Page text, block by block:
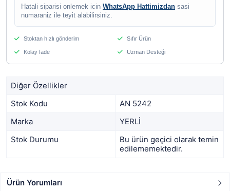
Hatali siparisi onlemek icin WhatsApp Hattimizdan sasi
numaraniz ile teyit alabilirsiniz.
Stoktan hızlı gönderim Sıfır Ürün
Kolay İade Uzman Desteği
Diğer Özellikler
Stok Kodu
AN 5242
Marka
YERLİ
Stok Durumu
Bu ürün geçici olarak temin
edilememektedir.
Ürün Yorumları